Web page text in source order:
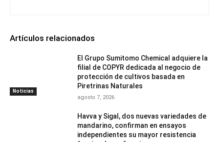
Artículos relacionados
Noticias
El Grupo Sumitomo Chemical adquiere la
filial de COPYR dedicada al negocio de
protección de cultivos basada en
Piretrinas Naturales
agosto 7, 2026
Havva y Sigal, dos nuevas variedades de
mandarino, confirman en ensayos
independientes su mayor resistencia